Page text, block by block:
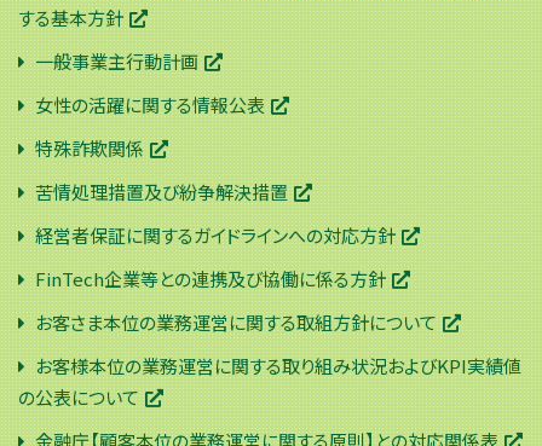
する基本方針
一般事業主行動計画
女性の活躍に関する情報公表
特殊詐欺関係
苦情処理措置及び紛争解決措置
経営者保証に関するガイドラインへの対応方針
FinTech企業等との連携及び協働に係る方針
お客さま本位の業務運営に関する取組方針について
お客様本位の業務運営に関する取り組み状況およびKPI実績値
の公表について
金融庁【顧客本位の業務運営に関する原則】との対応関係表